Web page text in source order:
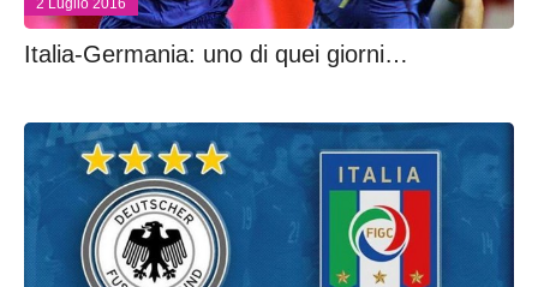
Italia-Germania: uno di quei giorni…